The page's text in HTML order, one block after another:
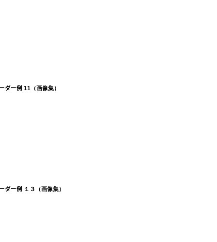
ダー例 11（画像集）
ダー例 １３（画像集）